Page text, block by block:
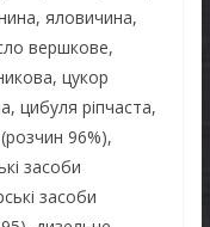
яловичина,
вершкове,
цукор
цибуля ріпчаста,
96%),
засоби
засоби